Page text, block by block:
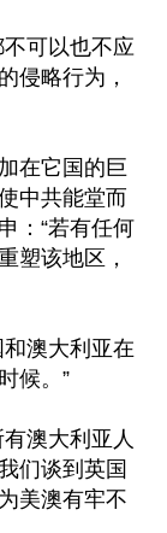
可以也不应
侵略行为，
在它国的巨
中共能堂而
：“若有任何
塑该地区，
澳大利亚在
候。”
澳大利亚人
们谈到英国
美澳有牢不